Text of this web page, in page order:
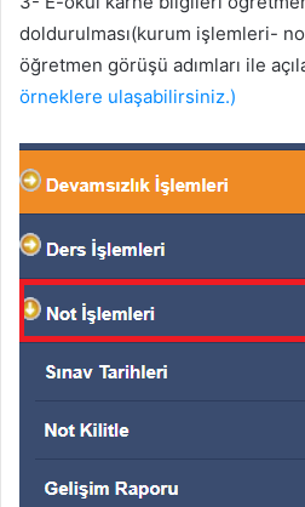
doldurulması(kurum işlemleri-
öğretmen görüşü adımları ile
örneklere ulaşabilirsiniz.)